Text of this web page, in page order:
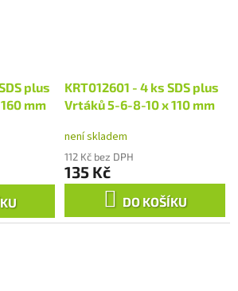
plus
mm
KRT012601 - 4 ks SDS plus
Vrtáků 5-6-8-10 x 110 mm
není skladem
112 Kč bez DPH
135 Kč
DO KOŠÍKU